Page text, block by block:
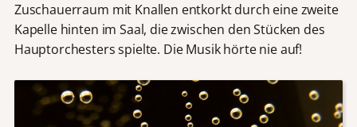
Zuschauerraum mit Knallen entkorkt durch eine zweite
Kapelle hinten im Saal, die zwischen den Stücken des
Hauptorchesters spielte. Die Musik hörte nie auf!